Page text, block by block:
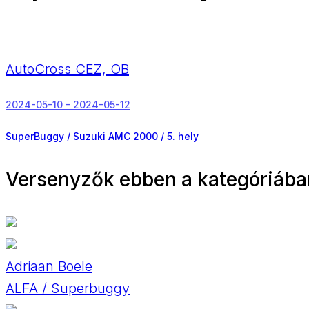
AutoCross CEZ, OB
2024-05-10 - 2024-05-12
SuperBuggy / Suzuki AMC 2000 / 5. hely
Versenyzők ebben a
Adriaan Boele
ALFA / Superbuggy